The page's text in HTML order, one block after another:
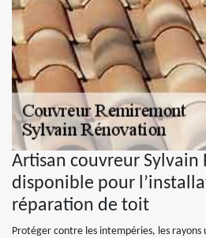
Artisan couvreur Sylvain
disponible pour
réparation de toit
Protéger contre les intempéries, les